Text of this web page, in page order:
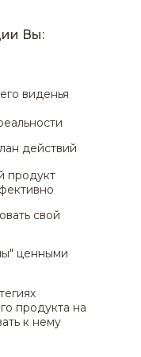
Вы:
виденья
действий
продукт
свой
ценными
продукта на
к нему